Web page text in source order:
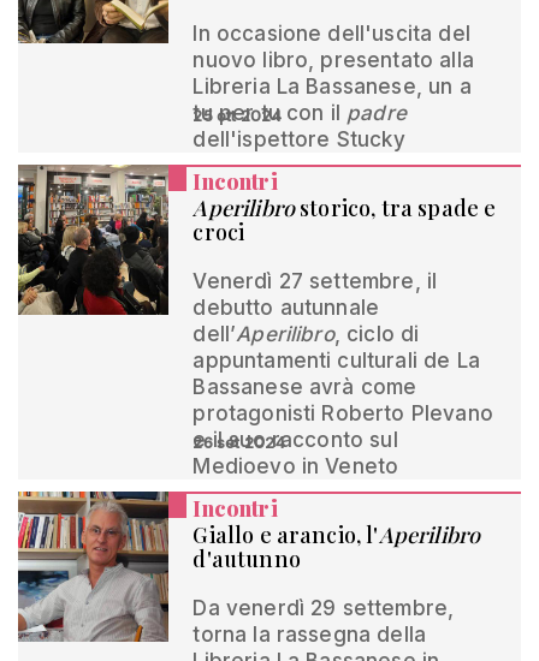
In occasione dell'uscita del
nuovo libro, presentato alla
Libreria La Bassanese, un a
tu per tu con il padre
dell'ispettore Stucky
25 ott 2024
Incontri
Aperilibrostorico, tra spade e
croci
Venerdì 27 settembre, il
debutto autunnale
dell’Aperilibro, ciclo di
appuntamenti culturali de La
Bassanese avrà come
protagonisti Roberto Plevano
e il suo racconto sul
Medioevo in Veneto
26 set 2024
Incontri
Giallo e arancio, l'Aperilibro
d'autunno
Da venerdì 29 settembre,
torna la rassegna della